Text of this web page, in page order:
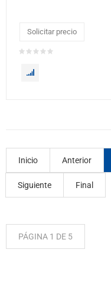
Solicitar precio
Inicio Anterior
Siguiente Final
PÁGINA 1 DE 5